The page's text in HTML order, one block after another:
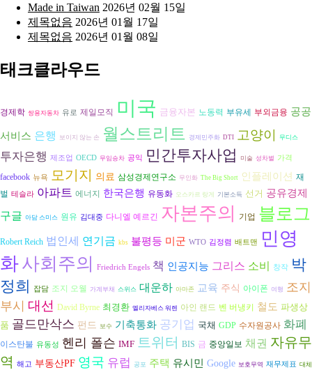
Made in Taiwan 2026년 02월 15일
제목없음 2026년 01월 17일
제목없음 2026년 01월 08일
태크클라우드
경제학 쌍용자동차 유로 제일모직 미국 금융자본 노동력 부유세 부외금융 공공
서비스 은행 보이지 않는 손 월스트리트 경제민주화 DTI 고양이 무디스
투자은행 제조업 OECD 무임승차 공익 민간투자사업 미술 성차별 가격
facebook 뉴욕 모기지 의료 삼성경제연구소 무인화 The Big Short 인플레이션 재
벌 테슬라 아파트 에너지 한국은행 유동화 오스카르 랑게 기본소득 선거 공유경제
구글 아담 스미스 원유 김대중 다니엘 예르긴 자본주의 기업 블로그
Robert Reich 법인세 연기금 kbs 불평등 미군 WTO 김정렴 배트맨
민영
화사회주의 Friedrich Engels 책 인공지능 그리스 소비 창작 박
정희
잡담 조지 오웰 가계부채 스위스 대운하 아마존 교육 주식 아이폰 여행
조지
부시 대선 David Byrne 최경환 엘리자베스 워렌 아인 랜드 벤 버냉키 철도 파생상
품 골드만삭스 펀드 보수 기축통화 공기업 국채 GDP 수자원공사 화폐
이스탄불 유동성 헨리 폴슨 IMF 트위터 BIS 금 중앙일보 채권 자유무
역
해고 부동산PF 영국 유럽 공포 주택 유시민 Google 보호무역 재무제표 대체